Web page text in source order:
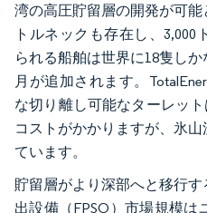
湾の高圧貯留層の開発が可
トルネックも存在し、
られる船舶は世界に18隻し
月が追加されます。
な切り離し可能なターレッ
コストがかかりますが、氷
ています。
貯留層がより深部へと移行
出設備（FPSO）市場規模